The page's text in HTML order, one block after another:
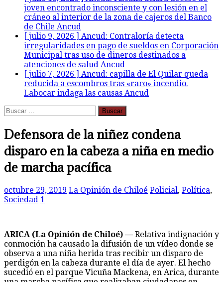
joven encontrado inconsciente y con lesión en el
cráneo al interior de la zona de cajeros del Banco
de Chile Ancud
[ julio 9, 2026 ] Ancud: Contraloría detecta
irregularidades en pago de sueldos en Corporación
Municipal tras uso de dineros destinados a
atenciones de salud Ancud
[ julio 7, 2026 ] Ancud: capilla de El Quilar queda
reducida a escombros tras «raro» incendio.
Labocar indaga las causas Ancud
Buscar:
Defensora de la niñez condena
disparo en la cabeza a niña en medio
de marcha pacífica
octubre 29, 2019 La Opinión de Chiloé Policial, Política,
Sociedad 1
ARICA (La Opinión de Chiloé) — Relativa indignación y
conmoción ha causado la difusión de un vídeo donde se
observa a una niña herida tras recibir un disparo de
perdigón en la cabeza durante el día de ayer. El hecho
sucedió en el parque Vicuña Mackena, en Arica, durante